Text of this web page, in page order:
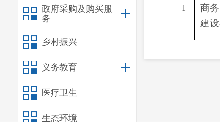
政府采购及购买服
务
乡村振兴
义务教育
医疗卫生
生态环境
1
商
建